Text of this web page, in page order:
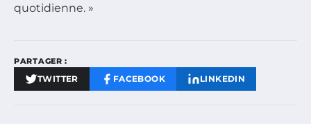
quotidienne. »
PARTAGER :
TWITTER FACEBOOK LINKEDIN